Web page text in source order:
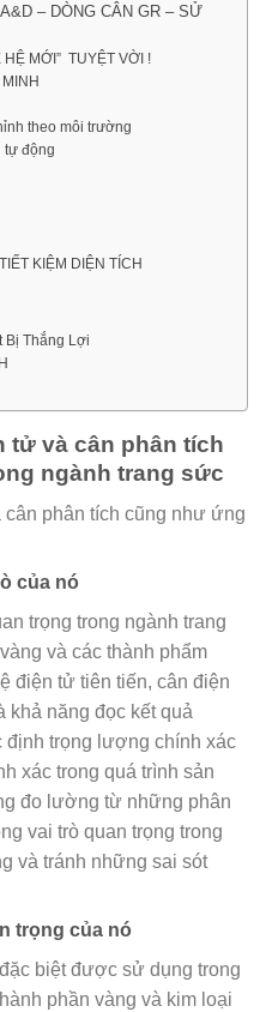
– DÒNG CÂN GR – SỬ
HỆ MỚI” TUYỆT VỜI !
theo môi trường
tự động
KIỆM DIỆN TÍCH
Bị Thắng Lợi
tử và cân phân tích
ngành trang sức
của nó
trọng trong ngành trang
và các thành phẩm
điện tử tiên tiến, cân điện
khả năng đọc kết quả
định trọng lượng chính xác
xác trong quá trình sản
đo lường từ những phân
vai trò quan trọng trong
và tránh những sai sót
trọng của nó
biệt được sử dụng trong
phần vàng và kim loại